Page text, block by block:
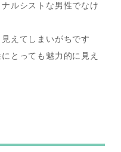
ルシストな男性でなけ
えてしまいがちです
とっても魅力的に見え